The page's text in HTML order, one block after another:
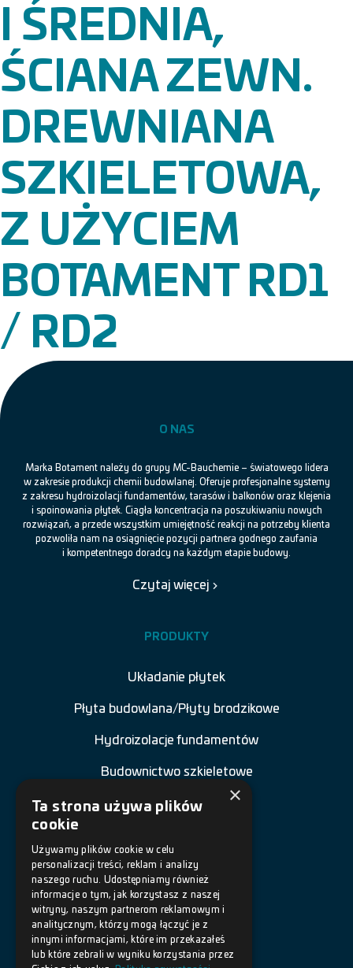
I ŚREDNIA,
ŚCIANA ZEWN.
DREWNIANA
SZKIELETOWA,
Z UŻYCIEM
BOTAMENT RD1
/ RD2
O NAS
Marka Botament należy do grupy MC-Bauchemie – światowego lidera
w zakresie produkcji chemii budowlanej. Oferuje profesjonalne systemy
z zakresu hydroizolacji fundamentów, tarasów i balkonów oraz klejenia
i spoinowania płytek. Ciągła koncentracja na poszukiwaniu nowych
rozwiązań, a przede wszystkim umiejętność reakcji na potrzeby klienta
pozwoliła nam na osiągnięcie pozycji partnera godnego zaufania
i kompetentnego doradcy na każdym etapie budowy.
Czytaj więcej
PRODUKTY
Układanie płytek
Płyta budowlana/Płyty brodzikowe
Hydroizolacje fundamentów
Budownictwo szkieletowe
Renowacja budowli
Posadzki żywiczne
Akcesoria
DOKUMENTY
×
Ta strona używa plików
cookie
Używamy plików cookie w celu
personalizacji treści, reklam i analizy
naszego ruchu. Udostępniamy również
informacje o tym, jak korzystasz z naszej
witryny, naszym partnerom reklamowym i
analitycznym, którzy mogą łączyć je z
innymi informacjami, które im przekazałeś
lub które zebrali w wyniku korzystania przez